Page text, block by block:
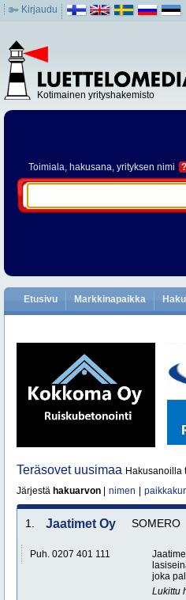
Kirjaudu
Kotimainen yrityshakemisto
Toimiala, hakusana, yrityksen nimi ?
Etusivu Markkinapaikka
Teräsovet uusimaa Hakusanoilla
Järjestä hakuarvon nimen
1. Jaatimet Oy SOMERO
Puh. 0207 401 111
joka
Lukittu